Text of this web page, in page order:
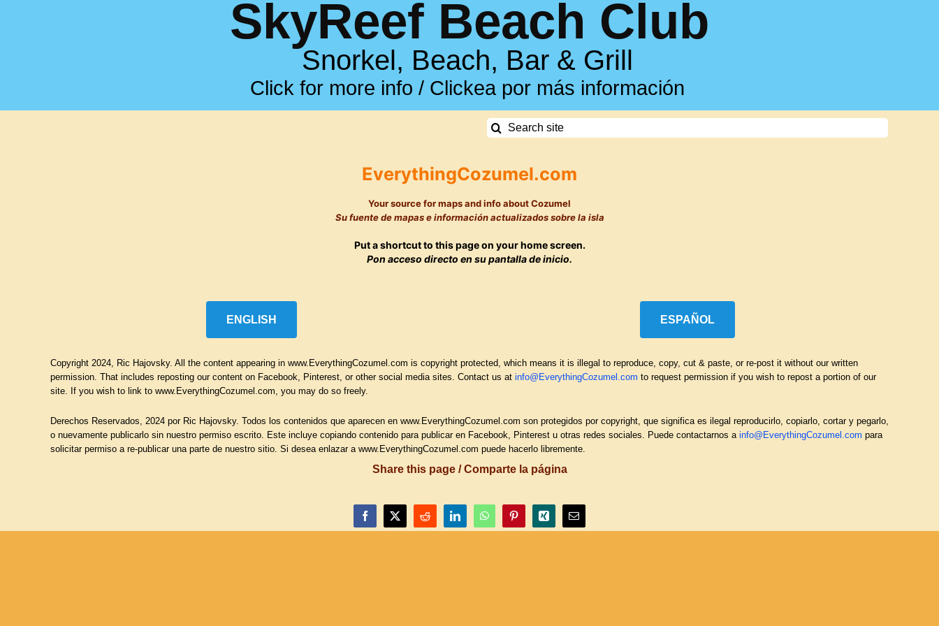
SkyReef Beach Club
Snorkel, Beach, Bar & Grill
Click for more info / Clickea por más información
Search
EverythingCozumel.com
Your source for maps and info about Cozumel
Su fuente demapas e información actualizados sobre la isla
Put a shortcut to this page on your home screen.
Pon acceso directo en su pantalla de inicio.
ENGLISH ESPAÑOL
Copyright 2024, Ric Hajovsky. All the content appearing in www.EverythingCozumel.com is copyright protected, which means it is illegal to reproduce, copy, cut & paste, or re-post it without our written
permission. That includes reposting our content on Facebook, Pinterest, or other social media sites. Contact us at info@EverythingCozumel.com to request permission if you wish to repost a portion of our
site. If you wish to link to www.EverythingCozumel.com, you may do so freely.
Derechos Reservados, 2024 por Ric Hajovsky. Todos los contenidos que aparecen en www.EverythingCozumel.com son protegidos por copyright, que significa es ilegal reproducirlo, copiarlo, cortar y pegarlo,
o nuevamente publicarlo sin nuestro permiso escrito. Este incluye copiando contenido para publicar en Facebook, Pinterest u otras redes sociales. Puede contactarnos a info@EverythingCozumel.com para
solicitar permiso a re-publicar una parte de nuestro sitio. Si desea enlazar a www.EverythingCozumel.com puede hacerlo libremente.
Share this page / Comparte la página